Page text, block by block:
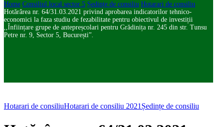
Home Consiliul local sector 5 Ședințe de consiliu Hotarari de consiliu
Hotărârea nr. 64/31.03.2021 privind aprobarea indicatorilor tehnico-
economici la faza studiu de fezabilitate pentru obiectivul de investiții
,,Înființare grupe de antepreșcolari pentru Grădinița nr. 245 din str. Tunsu
Petre nr. 9, Sector 5, București”.
Hotarari de consiliuHotarari de consiliu 2021 Ședințe de consiliu